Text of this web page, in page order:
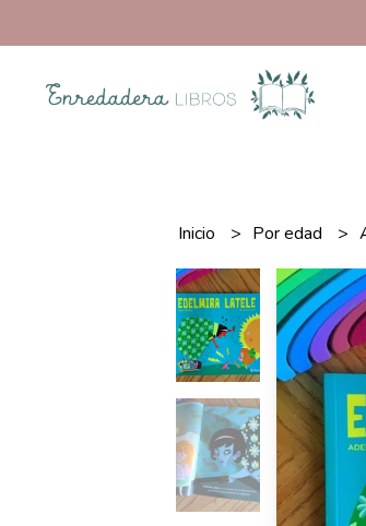
Inicio Por edad